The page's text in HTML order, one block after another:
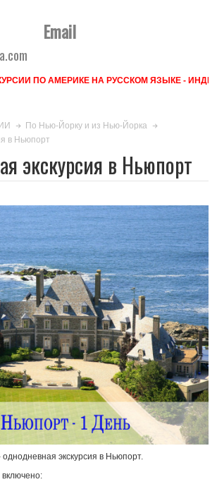
Email
ПО АМЕРИКЕ НА РУССКОМ ЯЗЫКЕ -
По Нью-Йорку и из Нью-Йорка
в Ньюпорт
экскурсия в Ньюпорт
однодневная экскурсия в Ньюпорт.
включено: